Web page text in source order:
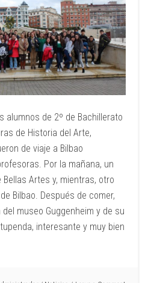
alumnos de 2º de Bachillerato
de Historia del Arte,
de viaje a Bilbao
Por la mañana, un
Artes y, mientras, otro
Bilbao. Después de comer,
museo Guggenheim y de su
interesante y muy bien